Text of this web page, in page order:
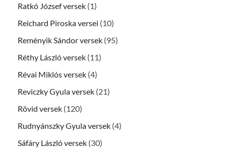
Ratkó József versek (1)
Reichard Piroska versei (10)
Reményik Sándor versek (95)
Réthy László versek (11)
Révai Miklós versek (4)
Reviczky Gyula versek (21)
Rövid versek (120)
Rudnyánszky Gyula versek (4)
Sáfáry László versek (30)